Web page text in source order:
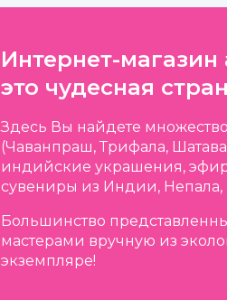
Интернет-
это чудесная
Здесь Вы найдете
(Чаванпраш, Трифала,
индийские украшения,
сувениры из Индии, Непала,
Большинство
мастерами вручную из
экземпляре!